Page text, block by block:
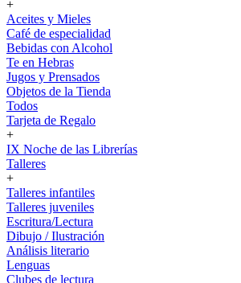
+
Aceites y Mieles
Café de especialidad
Bebidas con Alcohol
Te en Hebras
Jugos y Prensados
Objetos de la Tienda
Todos
Tarjeta de Regalo
+
IX Noche de las Librerías
Talleres
+
Talleres infantiles
Talleres juveniles
Escritura/Lectura
Dibujo / Ilustración
Análisis literario
Lenguas
Clubes de lectura